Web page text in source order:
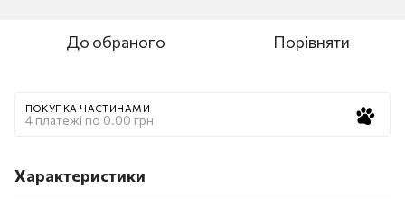
До обраного Порівняти
ПОКУПКА ЧАСТИНАМИ
4 платежі по 0.00 грн
Характеристики